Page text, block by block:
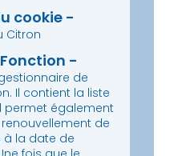
Citron
de
Il contient la liste
permet également
de
à la date de